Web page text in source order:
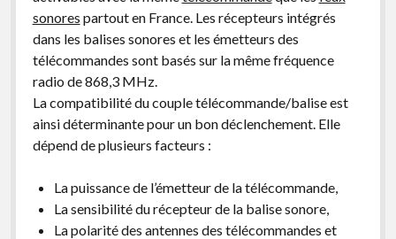
sonores partout en France. Les récepteurs intégrés
dans les balises sonores et les émetteurs des
télécommandes sont basés sur la même fréquence
radio de 868,3 MHz.
La compatibilité du couple télécommande/balise est
ainsi déterminante pour un bon déclenchement. Elle
dépend de plusieurs facteurs :
La puissance de l’émetteur de la télécommande,
La sensibilité du récepteur de la balise sonore,
La polarité des antennes des télécommandes et